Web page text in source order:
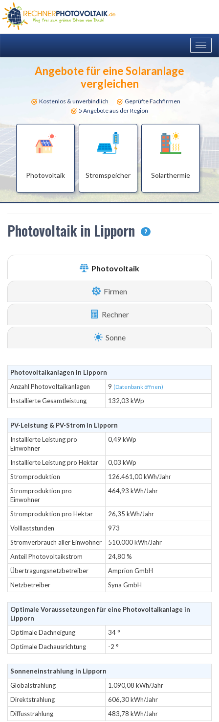
Angebote für eine Solaranlage
vergleichen
Kostenlos & unverbindlich
Geprüfte Fachfirmen
5 Angebote aus der Region
Photovoltaik Stromspeicher Solarthermie
Photovoltaik in Lipporn ?
Photovoltaik
Firmen
Rechner
Sonne
Photovoltaikanlagen in Lipporn
Anzahl Photovoltaikanlagen
9 (Datenbank öffnen)
Installierte Gesamtleistung 132,03 kWp
PV-Leistung & PV-Strom in Lipporn
Installierte Leistung pro
Einwohner
0,49 kWp
Installierte Leistung pro Hektar
0,03 kWp
Stromproduktion
126.461,00 kWh/Jahr
Stromproduktion pro
Einwohner
464,93 kWh/Jahr
Stromproduktion pro Hektar
26,35 kWh/Jahr
Volllaststunden
973
Stromverbrauch aller Einwohner
510.000 kWh/Jahr
Anteil Photovoltaikstrom
24,80 %
Übertragungsnetzbetreiber
Amprion GmbH
Netzbetreiber
Syna GmbH
Optimale Voraussetzungen für eine Photovoltaikanlage in
Lipporn
Optimale Dachneigung
34 °
Optimale Dachausrichtung
-2 °
Sonneneinstrahlung in Lipporn
Globalstrahlung
1.090,08 kWh/Jahr
Direktstrahlung
606,30 kWh/Jahr
Diffusstrahlung
483,78 kWh/Jahr